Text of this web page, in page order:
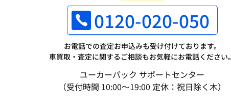
0120-020-050
お電話での査定お申込みも受け付けております。
車買取・査定に関するご相談もお気軽にお電話ください。
ユーカーパック サポートセンター
（受付時間 10:00～19:00 定休：祝日除く木）